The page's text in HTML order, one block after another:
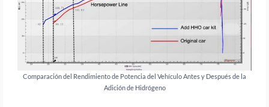
Comparación del Rendimiento de Potencia del Vehículo Antes y Después de la
Adición de Hidrógeno